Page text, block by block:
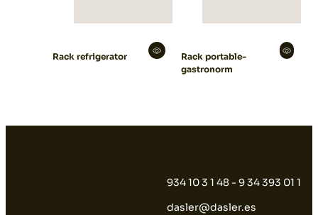
Rack refrigerator
Rack portable-
gastronorm
934 10 3 1 48 - 9 34 393 01 1
dasler@dasler.es